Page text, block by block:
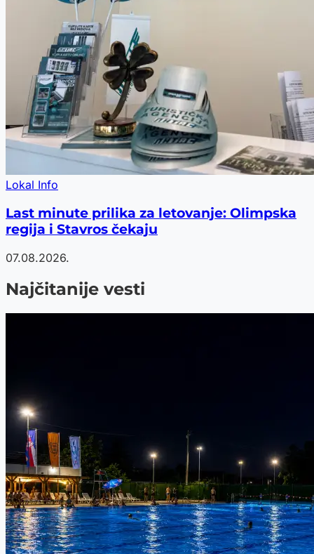
Lokal Info
Last minute prilika za letovanje: Olimpska
regija i Stavros čekaju
07.08.2026.
Najčitanije vesti